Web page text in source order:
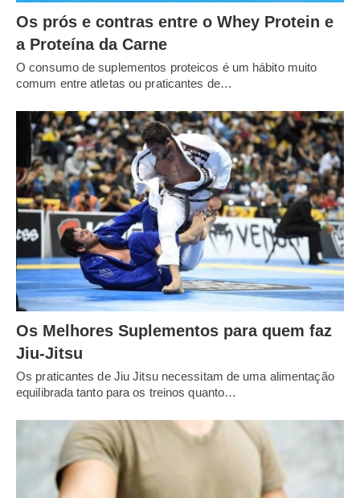
Os prós e contras entre o Whey Protein e
a Proteína da Carne
O consumo de suplementos proteicos é um hábito muito
comum entre atletas ou praticantes de…
Os Melhores Suplementos para quem faz
Jiu-Jitsu
Os praticantes de Jiu Jitsu necessitam de uma alimentação
equilibrada tanto para os treinos quanto…